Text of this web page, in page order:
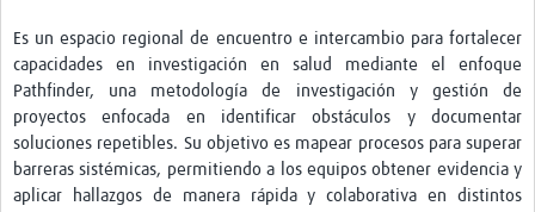
Es un espacio regional de encuentro e intercambio para fortalecer
capacidades en investigación en salud mediante el enfoque
Pathfinder, una metodología de investigación y gestión de
proyectos enfocada en identificar obstáculos y documentar
soluciones repetibles. Su objetivo es mapear procesos para superar
barreras sistémicas, permitiendo a los equipos obtener evidencia y
aplicar hallazgos de manera rápida y colaborativa en distintos